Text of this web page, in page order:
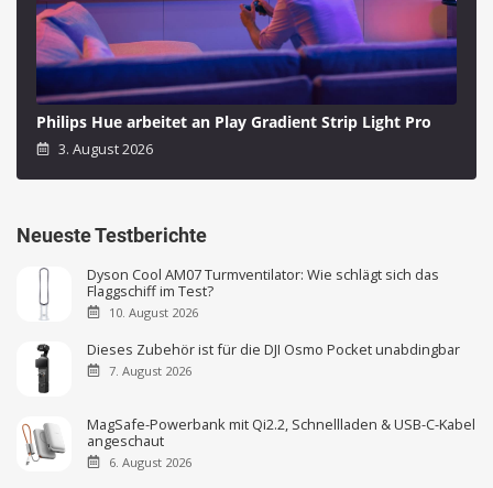
Philips Hue arbeitet an Play Gradient Strip Light Pro
3. August 2026
Neueste Testberichte
Dyson Cool AM07 Turmventilator: Wie schlägt sich das
Flaggschiff im Test?
10. August 2026
Dieses Zubehör ist für die DJI Osmo Pocket unabdingbar
7. August 2026
MagSafe-Powerbank mit Qi2.2, Schnellladen & USB-C-Kabel
angeschaut
6. August 2026